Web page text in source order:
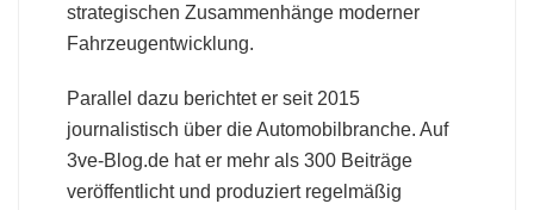
strategischen Zusammenhänge moderner
Fahrzeugentwicklung.
Parallel dazu berichtet er seit 2015
journalistisch über die Automobilbranche. Auf
3ve-Blog.de hat er mehr als 300 Beiträge
veröffentlicht und produziert regelmäßig